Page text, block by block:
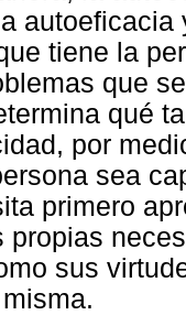
tiene la
que
qué
por
sea
primero
propias
sus